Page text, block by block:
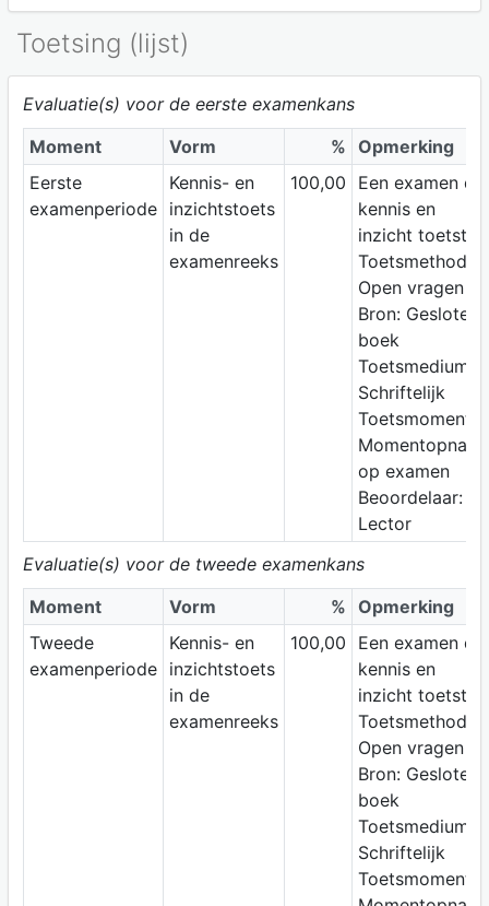
Toetsing (lijst)
Evaluatie(s) voor de eerste examenkans
Moment
Vorm % Opmerking
Eerste
examenperiode
Kennis- en
inzichtstoets
in de
examenreeks
100,00
Een examen
kennis en
inzicht toetst
Toetsmethode:
Open vragen
Bron: Gesloten
boek
Toetsmedium:
Schriftelijk
Toetsmoment:
op examen
Beoordelaar:
Lector
Evaluatie(s) voor de tweede examenkans
Moment
Vorm % Opmerking
Tweede
examenperiode
Kennis- en
inzichtstoets
in de
examenreeks
100,00
Een examen
kennis en
inzicht toetst
Toetsmethode:
Open vragen
Bron: Gesloten
boek
Toetsmedium:
Schriftelijk
Toetsmoment: